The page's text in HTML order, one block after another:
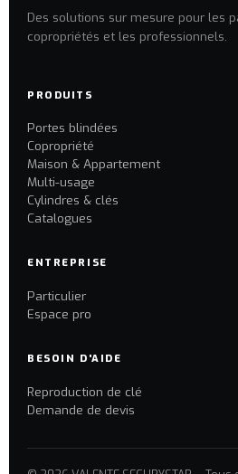
Des solutions sur mesure pour les
copropriétés et les professionnels.
PRODUITS
Portes blindées
Copropriété
Maison & Appartement
Multi-usage
Cylindres & clés
Catalogues
ENTREPRISE
Particulier
Espace pro
BESOIN D'AIDE
Reproduction de clé
Demande de devis